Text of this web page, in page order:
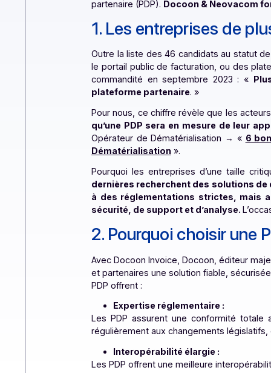
communiqué de presse jeudi 18
1. Les entreprises
Outre la liste des 46 candidats au
le portail public de facturation, ou
commandité en septembre 2023
plateforme partenaire.»
Pour nous, ce chiffre révèle que
qu’une PDP sera en mesure de
Opérateur de Dématérialisation →
Dématérialisation».
Pourquoi les entreprises d’une
dernières recherchent des
à des réglementations strictes,
sécurité, de support et d’analyse.
2. Pourquoi choisir
AvecDocoon Invoice, Docoon,
PDP offrent :